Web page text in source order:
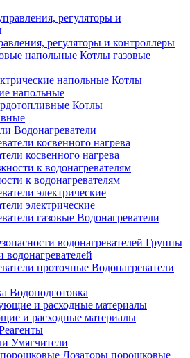
регуляторы и контроллеры
Котлы газовые
Котлы
напольные
Котлы
Водонагреватели
косвенного нагрева
к водонагревателям
электрические
Водонагреватели
Группы
водонагревателей
Водонагреватели
Водоподготовка
и расходные материалы
Умягчители
Дозаторы порошковые